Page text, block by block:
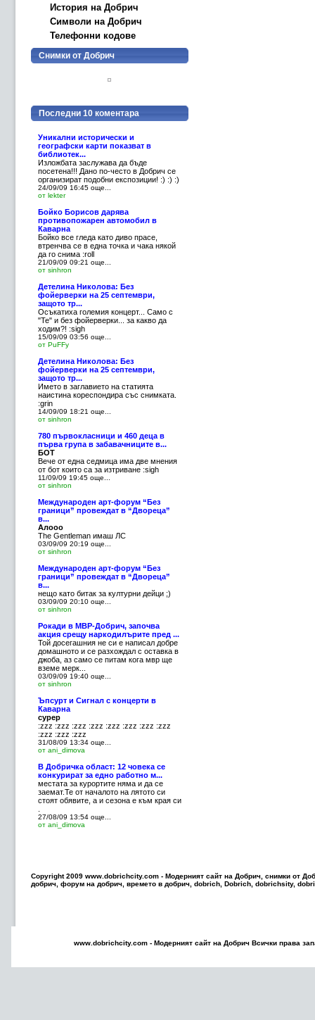
История на Добрич
Символи на Добрич
Телефонни кодове
Снимки от Добрич
Последни 10 коментара
Уникални исторически и
географски карти показват в
библиотек...
Изложбата заслужава да бъде
посетена!!! Дано по-често в Добрич се
организират подобни експозиции! :) :) :)
24/09/09 16:45 още...
от lekter
Бойко Борисов дарява
противопожарен автомобил в
Каварна
Бойко все гледа като диво прасе,
втренчва се в една точка и чака някой
да го снима :roll
21/09/09 09:21 още...
от sinhron
Детелина Николова: Без
фойерверки на 25 септември,
защото тр...
Осъкатиха големия концерт... Само с
"Те" и без фойерверки... за какво да
ходим?! :sigh
15/09/09 03:56 още...
от PuFFy
Детелина Николова: Без
фойерверки на 25 септември,
защото тр...
Името в заглавието на статията
наистина кореспондира със снимката.
:grin
14/09/09 18:21 още...
от sinhron
780 първокласници и 460 деца в
първа група в забавачниците в...
БОТ
Вече от една седмица има две мнения
от бот които са за изтриване :sigh
11/09/09 19:45 още...
от sinhron
Международен арт-форум “Без
граници” провеждат в “Двореца”
в...
Алооо
The Gentleman имаш ЛС
03/09/09 20:19 още...
от sinhron
Международен арт-форум “Без
граници” провеждат в “Двореца”
в...
нещо като битак за културни дейци ;)
03/09/09 20:10 още...
от sinhron
Рокади в МВР-Добрич, започва
акция срещу наркодилърите пред ...
Той досегашния не си е написал добре
домашното и се разхождал с оставка в
джоба, аз само се питам кога мвр ще
вземе мерк...
03/09/09 19:40 още...
от sinhron
Ъпсурт и Сигнал с концерти в
Каварна
сурер
:zzz :zzz :zzz :zzz :zzz :zzz :zzz :zzz
:zzz :zzz :zzz
31/08/09 13:34 още...
от ani_dimova
В Добричка област: 12 човека се
конкурират за едно работно м...
местата за курортите няма и да се
заемат.Те от началото на лятото си
стоят обявите, а и сезона е към края си
27/08/09 13:54 още...
от ani_dimova
Copyright 2009 www.dobrichcity.com - Модерният сайт на Добрич, снимки от
добрич, форум на добрич, времето в добрич, dobrich, Dobrich, dobrichsity,
www.dobrichcity.com - Модерният сайт на Добрич Всички права